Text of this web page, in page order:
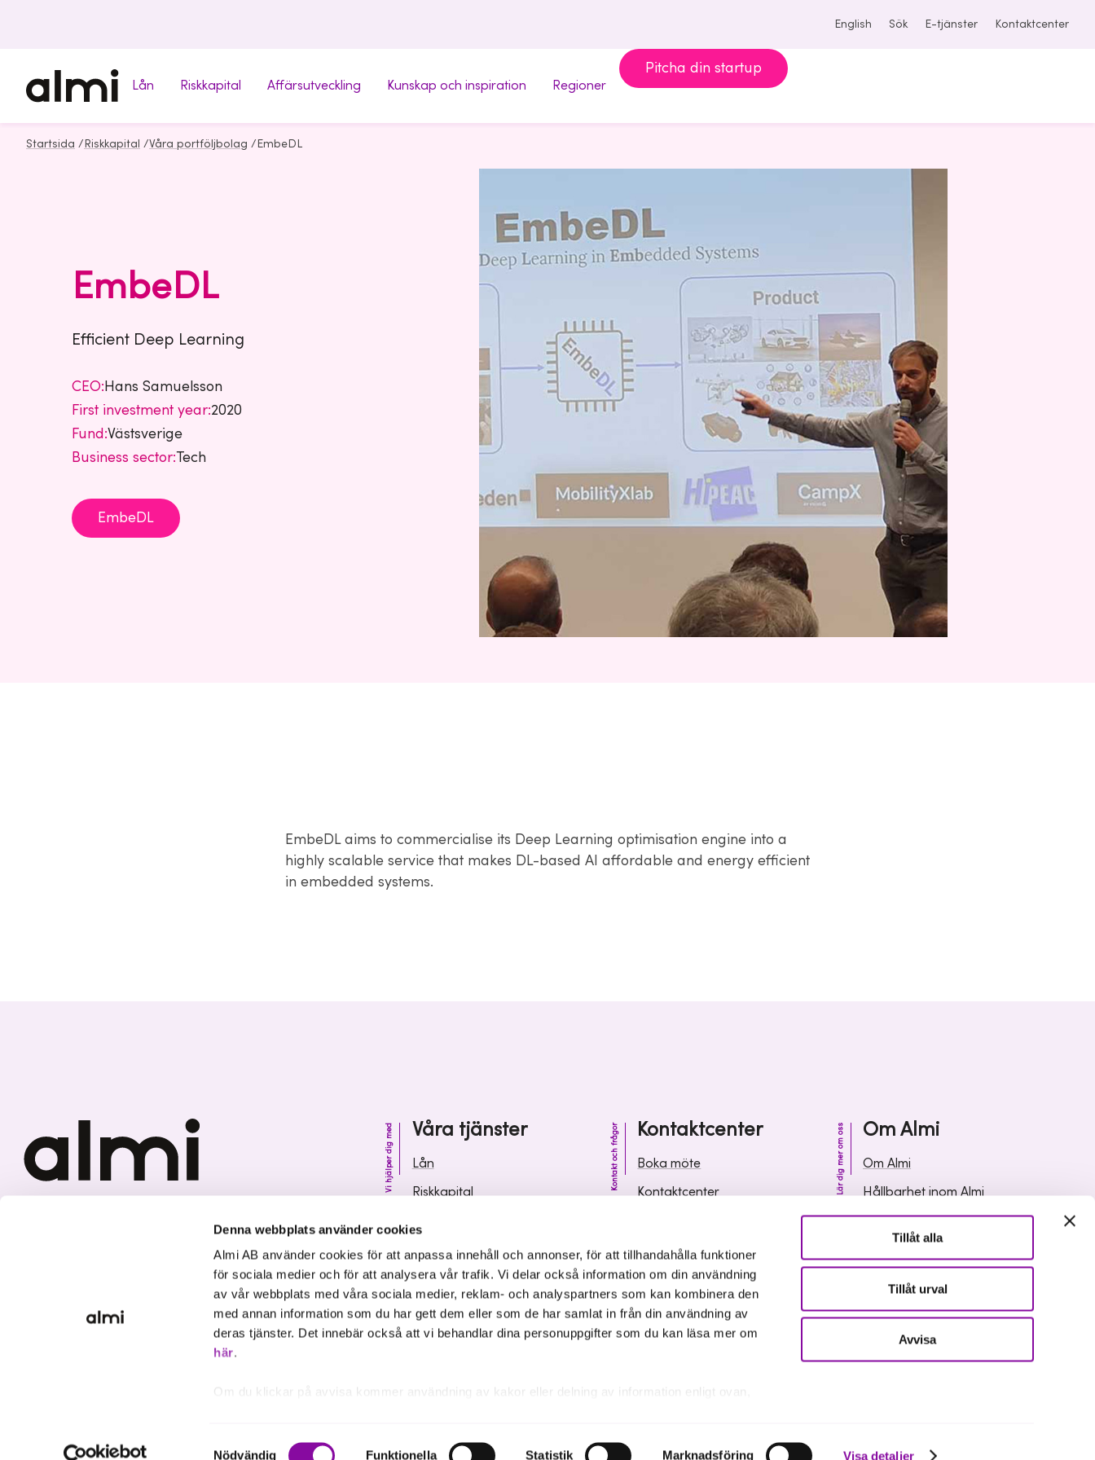
Denna webbplats använder cookies
Almi AB använder cookies för att anpassa innehåll och annonser, för att tillhandahålla funktioner
för sociala medier och för att analysera vår trafik. Vi delar också information om din användning
av vår webbplats med våra sociala medier, reklam- och analyspartners som kan kombinera den
med annan information som du har gett dem eller som de har samlat in från din användning av
deras tjänster. Det innebär också att vi behandlar dina personuppgifter som du kan läsa mer om
här.
Om du klickar på avvisa kommer användning av kakor eller delning av information enligt ovan,
Samtyckesval
Nödvändig Funktionella Statistik Marknadsföring Visa detaljer
Tillåt alla
Tillåt urval
Avvisa
English Sök E-tjänster Kontaktcenter
Lån Riskkapital Affärsutveckling Kunskap och inspiration Regioner
Pitcha din startup
Startsida / Riskkapital /Våra portföljbolag / EmbeDL
EmbeDL
Efficient Deep Learning
CEO:Hans Samuelsson
First investment year:2020
Fund:Västsverige
Business sector:Tech
EmbeDL
EmbeDL aims to commercialise its Deep Learning optimisation engine into a
highly scalable service that makes DL-based AI affordable and energy efficient
in embedded systems.
Våra tjänster
Vi hjälper dig med
Lån
Riskkapital
Kunskap och inspiration
Kontaktcenter
Kontakt och frågor
Boka möte
Kontaktcenter
Leverantörsinformation
Om Almi
Lär dig mer om oss
Om Almi
Hållbarhet inom Almi
Organisation
Media och press